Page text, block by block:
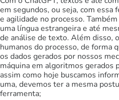
em segundos, ou seja, com essa
e agilidade no processo.
uma língua estrangeira e até
de análise de texto. Além disso,
humanos do processo, de forma
os dados gerados por nossos
máquina em algoritmos gerados
assim como hoje buscamos
uma, devemos ter a mesma
ferramenta;